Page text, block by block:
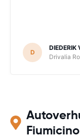
D
DIEDERIK
Drivalia